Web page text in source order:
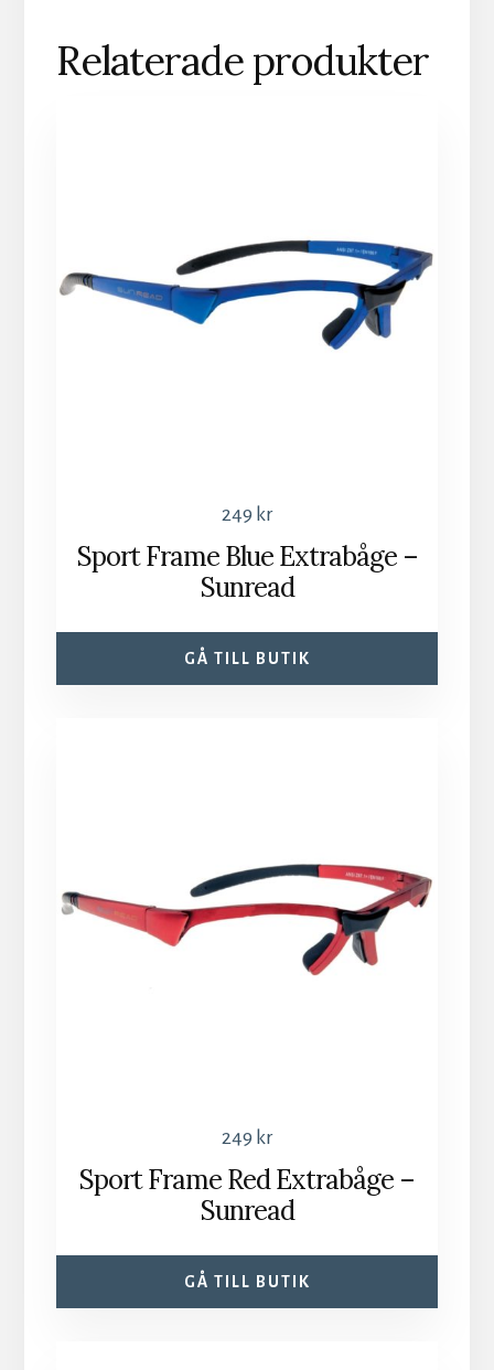
Relaterade produkter
249 kr
Sport Frame Blue Extrabåge –
Sunread
GÅ TILL BUTIK
249 kr
Sport Frame Red Extrabåge –
Sunread
GÅ TILL BUTIK